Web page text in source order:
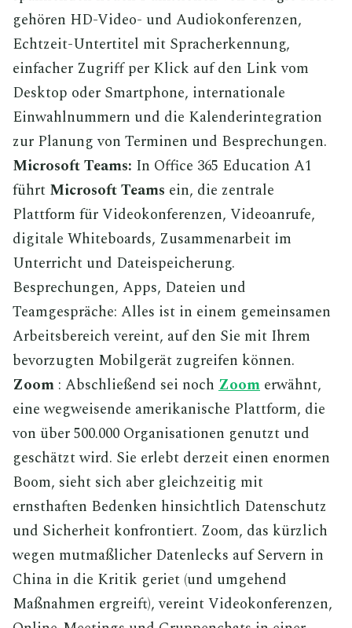
gehören HD-Video- und Audiokonferenzen,
Echtzeit-Untertitel mit Spracherkennung,
einfacher Zugriff per Klick auf den Link vom
Desktop oder Smartphone, internationale
Einwahlnummern und die Kalenderintegration
zur Planung von Terminen und Besprechungen.
Microsoft Teams: In Office 365 Education A1
führt MicrosoftTeams ein, die zentrale
Plattform für Videokonferenzen, Videoanrufe,
digitale Whiteboards, Zusammenarbeit im
Unterricht und Dateispeicherung.
Besprechungen, Apps, Dateien und
Teamgespräche: Alles ist in einem gemeinsamen
Arbeitsbereich vereint, auf den Sie mit Ihrem
bevorzugten Mobilgerät zugreifen können.
Zoom : Abschließend sei noch Zoom erwähnt,
eine wegweisende amerikanische Plattform, die
von über 500.000 Organisationen genutzt und
geschätzt wird. Sie erlebt derzeit einen enormen
Boom, sieht sich aber gleichzeitig mit
ernsthaften Bedenken hinsichtlich Datenschutz
und Sicherheit konfrontiert. Zoom, das kürzlich
wegen mutmaßlicher Datenlecks auf Servern in
China in die Kritik geriet (und umgehend
Maßnahmen ergreift), vereint Videokonferenzen,